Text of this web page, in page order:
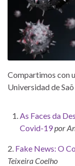
Compartimos con
Universidad de
As Faces da
Covid-19por
2. Fake News: O
Teixeira Coelho